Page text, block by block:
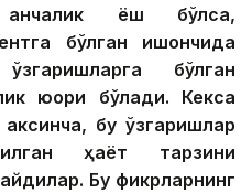
қанчалик ёш бўлса,
бўлган ишончида
бўлган
юқори бўлади. Кекса
бу ўзгаришлар
ҳаёт тарзини
Бу фикрларнинг